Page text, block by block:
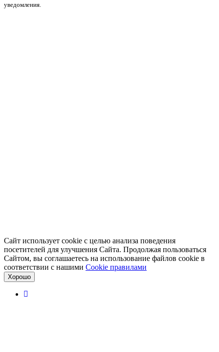
уведомления.
Сайт использует cookie с целью анализа поведения
посетителей для улучшения Сайта. Продолжая пользоваться
Сайтом, вы соглашаетесь на использование файлов cookie в
соответствии с нашими Cookiе правилами
Хорошо